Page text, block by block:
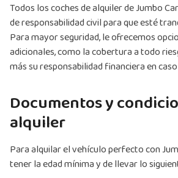
Todos los coches de alquiler de Jumbo
de responsabilidad civil para que esté
Para mayor seguridad, le ofrecemos
adicionales, como la cobertura a todo
más su responsabilidad financiera en
Documentos y
alquiler
Para alquilar el vehículo perfecto con
tener la edad mínima y de llevar lo